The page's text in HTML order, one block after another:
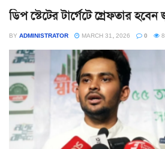
ডিপ স্টেটের টার্গেটে গ্রেফতার হবেন
BY ADMINISTRATOR MARCH 31, 2026 0